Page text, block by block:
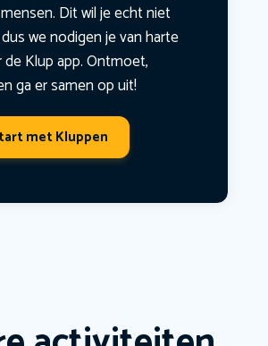
Dit wil je echt niet
we nodigen je van harte
Klup app. Ontmoet,
ga er samen op uit!
met Kluppen